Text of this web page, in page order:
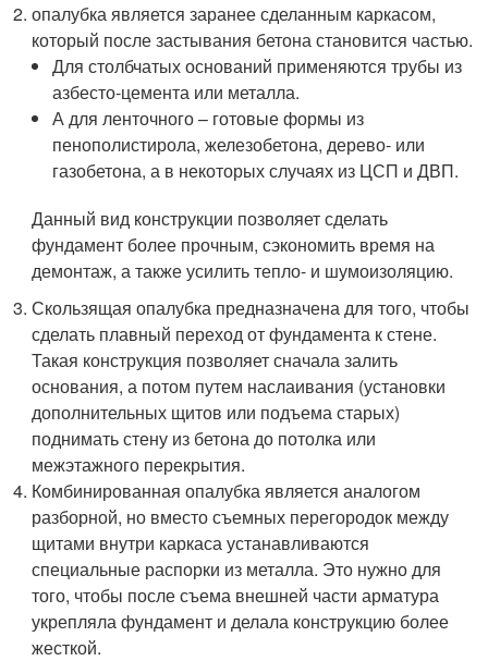
опалубка является заранее сделанным каркасом,
который после застывания бетона становится частью.
Для столбчатых оснований применяются трубы из
азбесто-цемента или металла.
А для ленточного – готовые формы из
пенополистирола, железобетона, дерево- или
газобетона, а в некоторых случаях из ЦСП и ДВП.
Данный вид конструкции позволяет сделать
фундамент более прочным, сэкономить время на
демонтаж, а также усилить тепло- и шумоизоляцию.
Скользящая опалубка предназначена для того, чтобы
сделать плавный переход от фундамента к стене.
Такая конструкция позволяет сначала залить
основания, а потом путем наслаивания (установки
дополнительных щитов или подъема старых)
поднимать стену из бетона до потолка или
межэтажного перекрытия.
Комбинированная опалубка является аналогом
разборной, но вместо съемных перегородок между
щитами внутри каркаса устанавливаются
специальные распорки из металла. Это нужно для
того, чтобы после съема внешней части арматура
укрепляла фундамент и делала конструкцию более
жесткой.